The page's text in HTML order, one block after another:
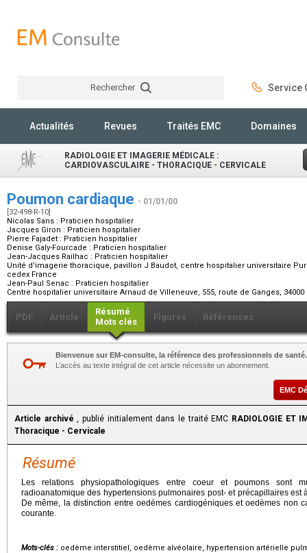
Rechercher Service
Actualités Revues Traités EMC Domaines
RADIOLOGIE ET IMAGERIE MÉDICALE :
CARDIOVASCULAIRE - THORACIQUE - CERVICALE
Poumon cardiaque - 01/01/00
[32-498-R-10]
Nicolas Sans : Praticien hospitalier
Jacques Giron : Praticien hospitalier
Pierre Fajadet : Praticien hospitalier
Denise Galy-Fourcade : Praticien hospitalier
Jean-Jacques Railhac : Praticien hospitalier
Unité d'imagerie thoracique, pavillon J Baudot, centre hospitalier universitaire
cedex France
Jean-Paul Senac : Praticien hospitalier
Centre hospitalier universitaire Arnaud de Villeneuve, 555, route de Ganges,
PDF Article
Résumé
Mots clés
Figures Références
Bienvenue sur EM-consulte, la référence des professionnels de santé.
L’accès au texte intégral de cet article nécessite un abonnement.
EMC
Article archivé , publié initialement dans le traité EMC RADIOLOGIE ET
Thoracique - Cervicale
Résumé
Les relations physiopathologiques entre coeur et poumons sont
radioanatomique des hypertensions pulmonaires post- et précapillaires est
De même, la distinction entre oedèmes cardiogéniques et oedèmes non
courante.
Mots-clés : oedème interstitiel, oedème alvéolaire, hypertension artérielle